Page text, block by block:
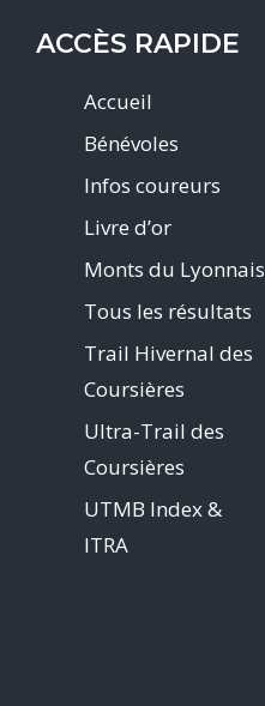
ACCÈS RAPIDE
Accueil
Bénévoles
Infos coureurs
Livre d’or
Monts du Lyonnais
Tous les résultats
Trail Hivernal des
Coursières
Ultra-Trail des
Coursières
UTMB Index &
ITRA